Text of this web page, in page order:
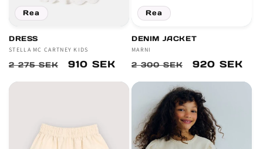
Rea
DRESS
Säljare:
STELLA MC CARTNEY KIDS
Ordinarie
2 275 SEK Försäljningspris
910 SEK
Rea
DENIM JACKET
Säljare:
MARNI
Ordinarie
2 300 SEK 920 SEK